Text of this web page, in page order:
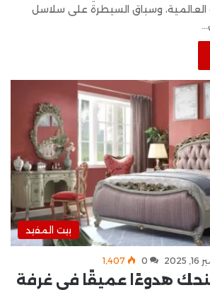
العالمية، وسباق السيطرة على سلاسل
بيت المفيد
0 1٬407
هدوءًا عميقًا في غرفة